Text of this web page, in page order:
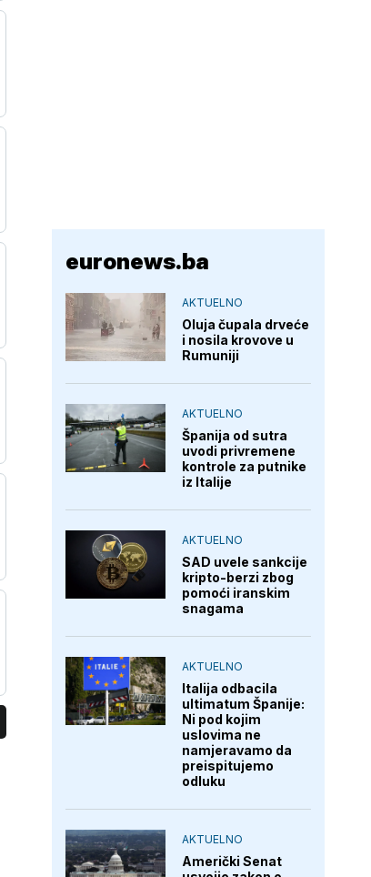
euronews.ba
AKTUELNO
Oluja čupala drveće
i nosila krovove u
Rumuniji
AKTUELNO
Španija od sutra
uvodi privremene
kontrole za putnike
iz Italije
AKTUELNO
SAD uvele sankcije
kripto-berzi zbog
pomoći iranskim
snagama
AKTUELNO
Italija odbacila
ultimatum Španije:
Ni pod kojim
uslovima ne
namjeravamo da
preispitujemo
odluku
AKTUELNO
Američki Senat